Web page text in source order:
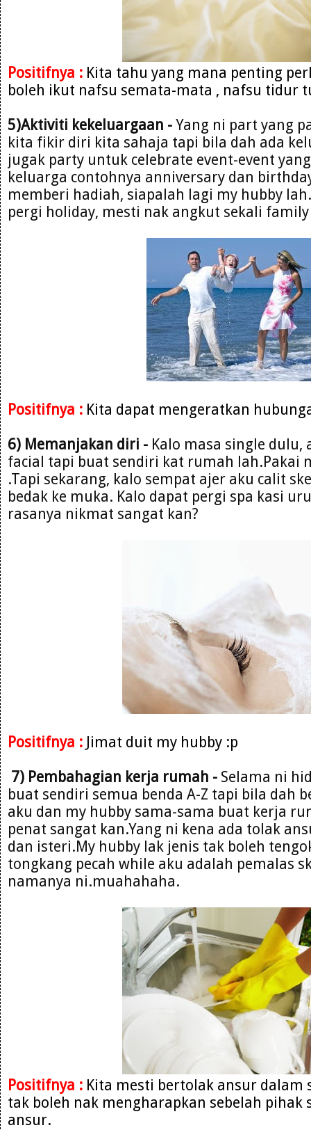
Positifnya : Kita tahu yang mana penting
boleh ikut nafsu semata-mata , nafsu tidur
5)Aktiviti kekeluargaan - Yang ni part yang
kita fikir diri kita sahaja tapi bila dah ada
jugak party untuk celebrate event-event
keluarga contohnya anniversary dan
memberi hadiah, siapalah lagi my hubby
pergi holiday, mesti nak angkut sekali
Positifnya : Kita dapat mengeratkan
6) Memanjakan diri - Kalo masa single
facial tapi buat sendiri kat rumah lah.Pakai
.Tapi sekarang, kalo sempat ajer aku calit
bedak ke muka. Kalo dapat pergi spa kasi
rasanya nikmat sangat kan?
Positifnya : Jimat duit my hubby :p
7) Pembahagian kerja rumah - Selama ni
buat sendiri semua benda A-Z tapi bila dah
aku dan my hubby sama-sama buat kerja
penat sangat kan.Yang ni kena ada tolak
dan isteri.My hubby lak jenis tak boleh
tongkang pecah while aku adalah pemalas
namanya ni.muahahaha.
Positifnya : Kita mesti bertolak ansur dalam
tak boleh nak mengharapkan sebelah pihak
ansur.